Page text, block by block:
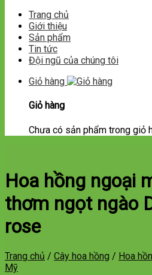
Trang chủ
Giới thiệu
Sản phẩm
Tin tức
Đội ngũ của chúng tôi
Giỏ hàng
Giỏ hàng
Chưa có sản phẩm trong giỏ
Hoa hồng ngoại
thơm ngọt ngào
rose
Trang chủ / Cây hoa hồng / Hoa
Mỹ